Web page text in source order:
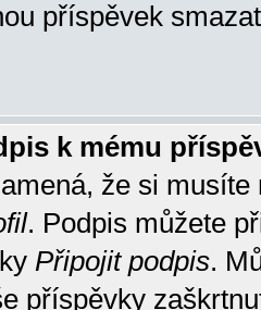
příspěvek
k mému
že si
. Podpis můžete
Připojit podpis.
příspěvky